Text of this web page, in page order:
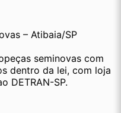
– Atibaia/SP
seminovas com
dentro da lei, com loja
DETRAN-SP.